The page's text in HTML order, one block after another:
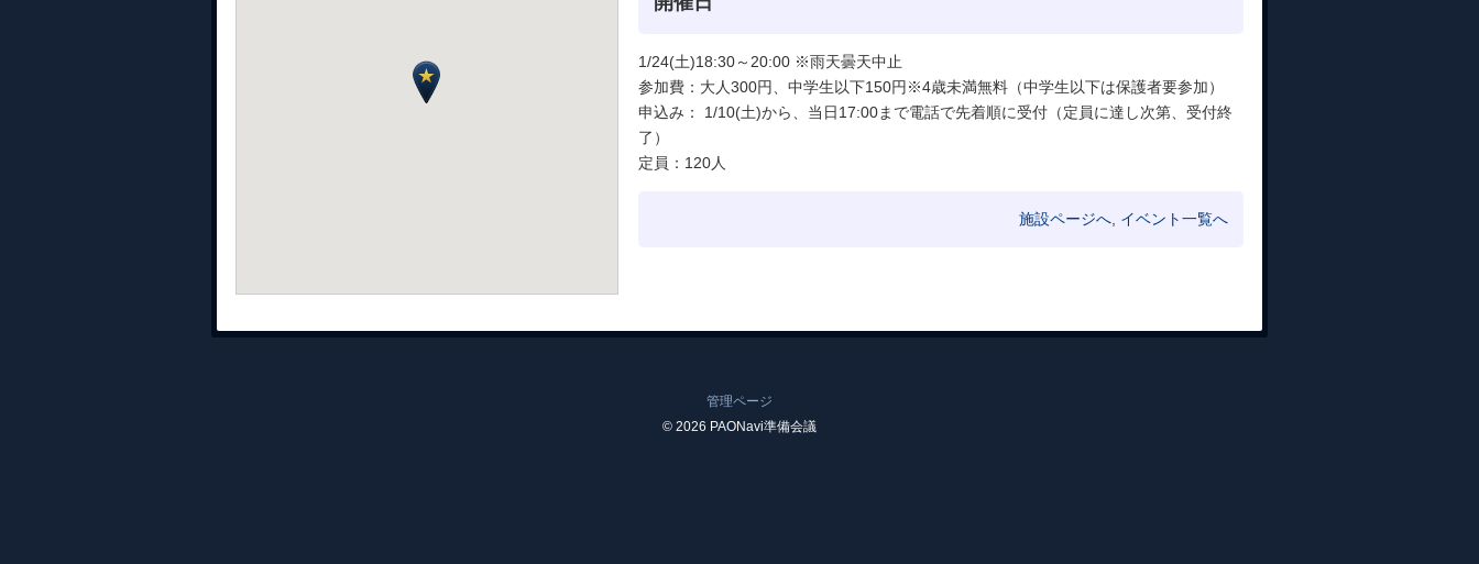
1/24(土)18:30～20:00 ※雨天曇天中止
参加費：大人300円、中学生以下150円※4歳未満無料（中学生以下は保護者要参加）
申込み： 1/10(土)から、当日17:00まで電話で先着順に受付（定員に達し次第、受付終
了）
定員：120人
施設ページへ イベント一覧へ
管理ページ
© 2026 PAONavi準備会議